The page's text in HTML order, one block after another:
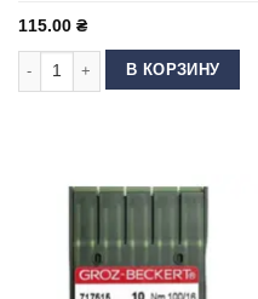
115.00 ₴
Количество товара Иглы для
В КОРЗИНУ